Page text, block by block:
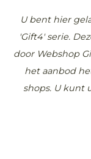
U bent hier
'Gift4' serie.
door Webshop
het aanbod
shops. U kunt